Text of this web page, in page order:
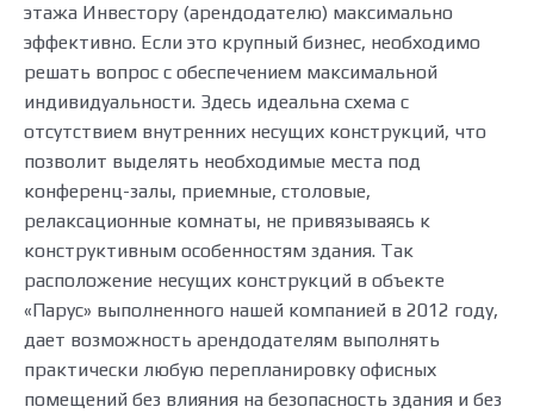
этажа Инвестору (арендодателю) максимально
эффективно. Если это крупный бизнес, необходимо
решать вопрос с обеспечением максимальной
индивидуальности. Здесь идеальна схема с
отсутствием внутренних несущих конструкций, что
позволит выделять необходимые места под
конференц-залы, приемные, столовые,
релаксационные комнаты, не привязываясь к
конструктивным особенностям здания. Так
расположение несущих конструкций в объекте
«Парус» выполненного нашей компанией в 2012 году,
дает возможность арендодателям выполнять
практически любую перепланировку офисных
помещений без влияния на безопасность здания и без